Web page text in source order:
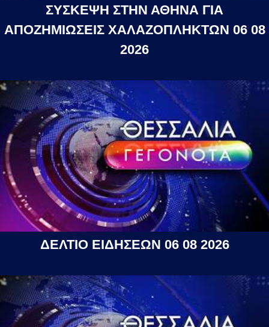
ΣΥΣΚΕΨΗ ΣΤΗΝ ΑΘΗΝΑ ΓΙΑ
ΑΠΟΖΗΜΙΩΣΕΙΣ ΧΑΛΑΖΟΠΛΗΚΤΩΝ 06 08
2026
ΔΕΛΤΙΟ ΕΙΔΗΣΕΩΝ 06 08 2026